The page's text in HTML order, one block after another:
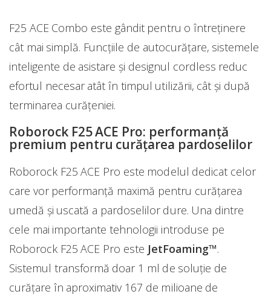
F25 ACE Combo este gândit pentru o întreținere
cât mai simplă. Funcțiile de autocurățare, sistemele
inteligente de asistare și designul cordless reduc
efortul necesar atât în timpul utilizării, cât și după
terminarea curățeniei.
Roborock F25 ACE Pro: performanță
premium pentru curățarea pardoselilor
Roborock F25 ACE Pro este modelul dedicat celor
care vor performanță maximă pentru curățarea
umedă și uscată a pardoselilor dure. Una dintre
cele mai importante tehnologii introduse pe
Roborock F25 ACE Pro este JetFoaming™.
Sistemul transformă doar 1 ml de soluție de
curățare în aproximativ 167 de milioane de